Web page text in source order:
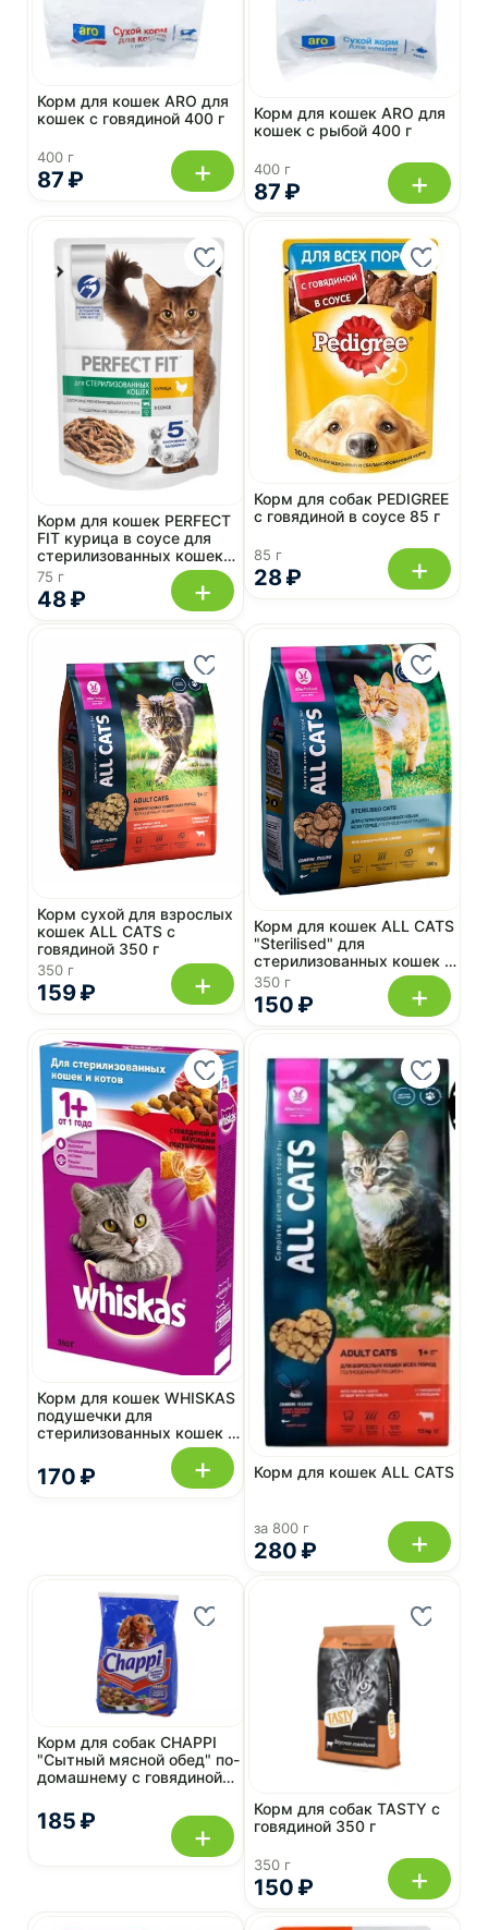
87 ₽
Корм для кошек ARO для
кошек с говядиной 400 г
400 г +
87 ₽
Корм для кошек ARO для
кошек с рыбой 400 г
400 г +
48 ₽
Корм для кошек PERFECT
FIT курица в соусе для
стерилизованных кошек
75 г
75 г + 28 ₽
Корм для собак PEDIGREE
с говядиной в соусе 85 г
85 г +
159 ₽
Корм сухой для взрослых
кошек ALL CATS с
говядиной 350 г
350 г +
150 ₽
Корм для кошек ALL CATS
"Sterilised" для
стерилизованных кошек с
курицей 350 г
350 г +
170 ₽
Корм для кошек WHISKAS
подушечки для
стерилизованных кошек и
котов с говядиной 350 г
+
280 ₽
Корм для кошек ALL CATS
за 800 г +
185 ₽
Корм для собак CHAPPI
"Сытный мясной обед" по-
домашнему с говядиной
+
150 ₽
Корм для собак TASTY с
говядиной 350 г
350 г +